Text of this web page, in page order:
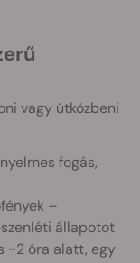
vagy útközbeni
fogás,
–
állapotot
~2 óra alatt, egy